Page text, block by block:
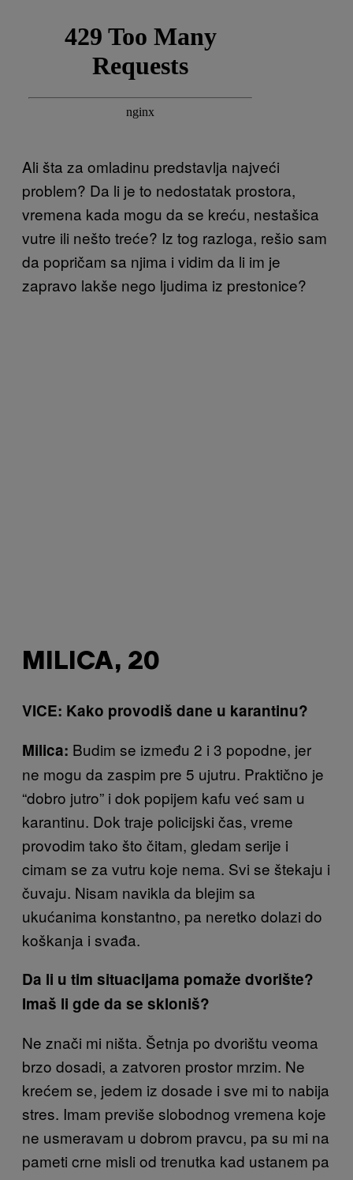
Ali šta za omladinu predstavlja najveći
problem? Da li je to nedostatak prostora,
vremena kada mogu da se kreću, nestašica
vutre ili nešto treće? Iz tog razloga, rešio sam
da popričam sa njima i vidim da li im je
zapravo lakše nego ljudima iz prestonice?
MILICA, 20
VICE: Kako provodiš dane u karantinu?
Milica: Budim se između 2 i 3 popodne, jer
ne mogu da zaspim pre 5 ujutru. Praktično je
“dobro jutro” i dok popijem kafu već sam u
karantinu. Dok traje policijski čas, vreme
provodim tako što čitam, gledam serije i
cimam se za vutru koje nema. Svi se štekaju i
čuvaju. Nisam navikla da blejim sa
ukućanima konstantno, pa neretko dolazi do
koškanja i svađa.
Da li u tim situacijama pomaže dvorište?
Imaš li gde da se skloniš?
Ne znači mi ništa. Šetnja po dvorištu veoma
brzo dosadi, a zatvoren prostor mrzim. Ne
krećem se, jedem iz dosade i sve mi to nabija
stres. Imam previše slobodnog vremena koje
ne usmeravam u dobrom pravcu, pa su mi na
pameti crne misli od trenutka kad ustanem pa